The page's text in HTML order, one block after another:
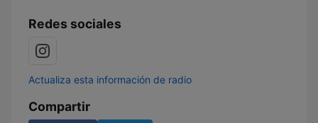
Redes sociales
Actualiza esta información de radio
Compartir